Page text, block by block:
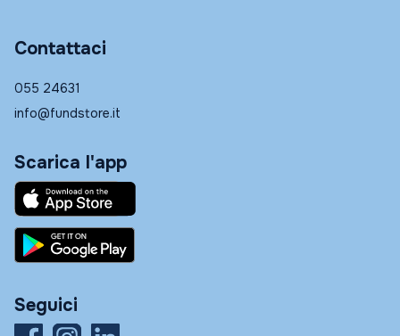
Contattaci
055 24631
info@fundstore.it
Scarica l'app
Seguici